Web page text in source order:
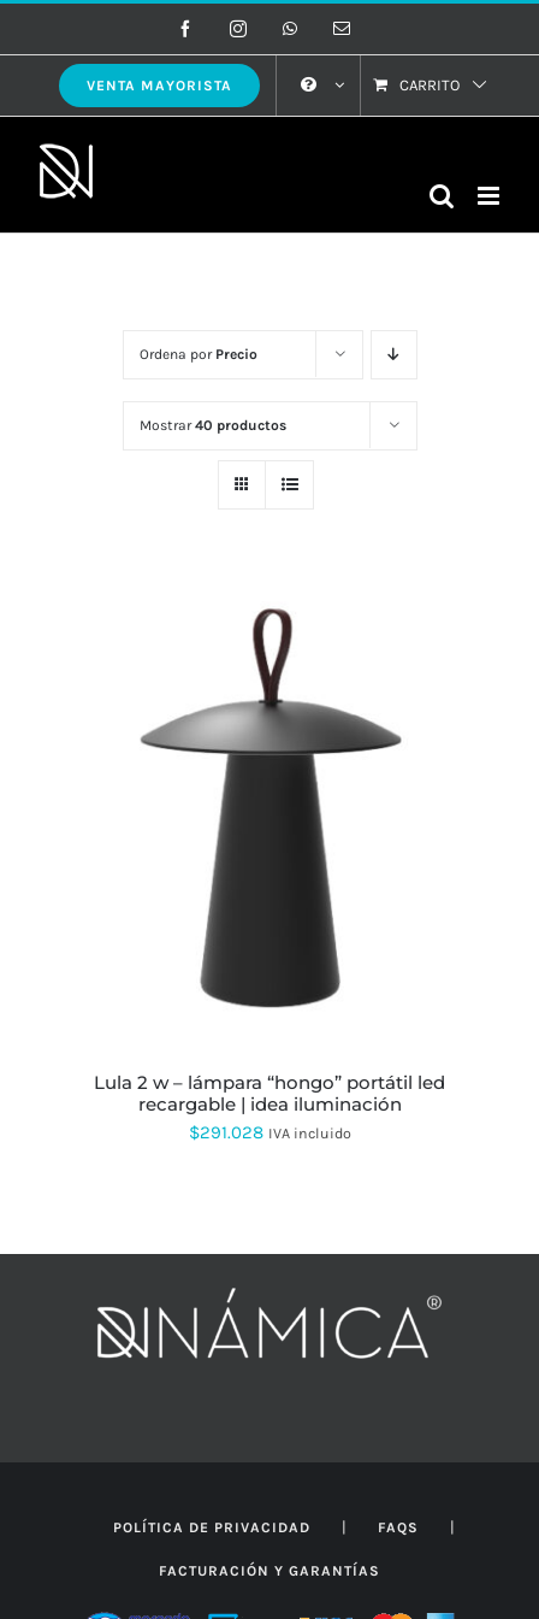
al
contenido
FacebookInstagramWhatsAppCorreo
VENTA MAYORISTA CARRITO
Ordena por Precio
Mostrar40 productos
PRODUCTO
MÚLTIPLES
VARIANTES.
OPCIONES
PUEDEN
ELEGIR
PÁGINA
DE
lula 2 w – lámpara “hongo” portátil led
recargable | idea iluminación
$291.028 IVA incluido
POLÍTICA DE PRIVACIDAD | FAQS |
FACTURACIÓN Y GARANTÍAS